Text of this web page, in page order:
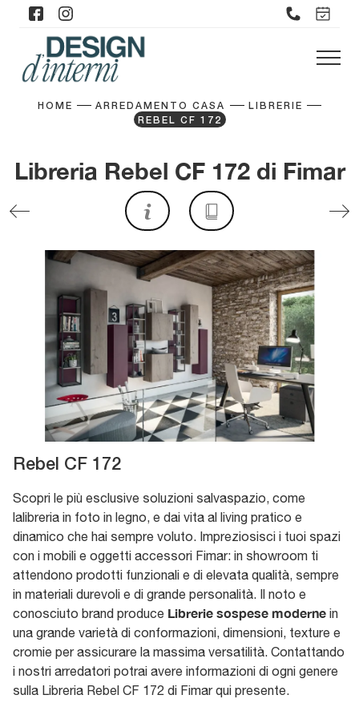
HOME ARREDAMENTO CASA
LIBRERIE
REBEL CF 172
Libreria Rebel CF 172 di Fimar
Rebel CF 172
Scopri le più esclusive soluzioni salvaspazio, come
lalibreria in foto in legno, e dai vita al living pratico e
dinamico che hai sempre voluto. Impreziosisci i tuoi spazi
con i mobili e oggetti accessori Fimar: in showroom ti
attendono prodotti funzionali e di elevata qualità, sempre
in materiali durevoli e di grande personalità. Il noto e
conosciuto brand produce Librerie sospese moderne in
una grande varietà di conformazioni, dimensioni, texture e
cromie per assicurare la massima versatilità. Contattando
i nostri arredatori potrai avere informazioni di ogni genere
sulla Libreria Rebel CF 172 di Fimar qui presente.